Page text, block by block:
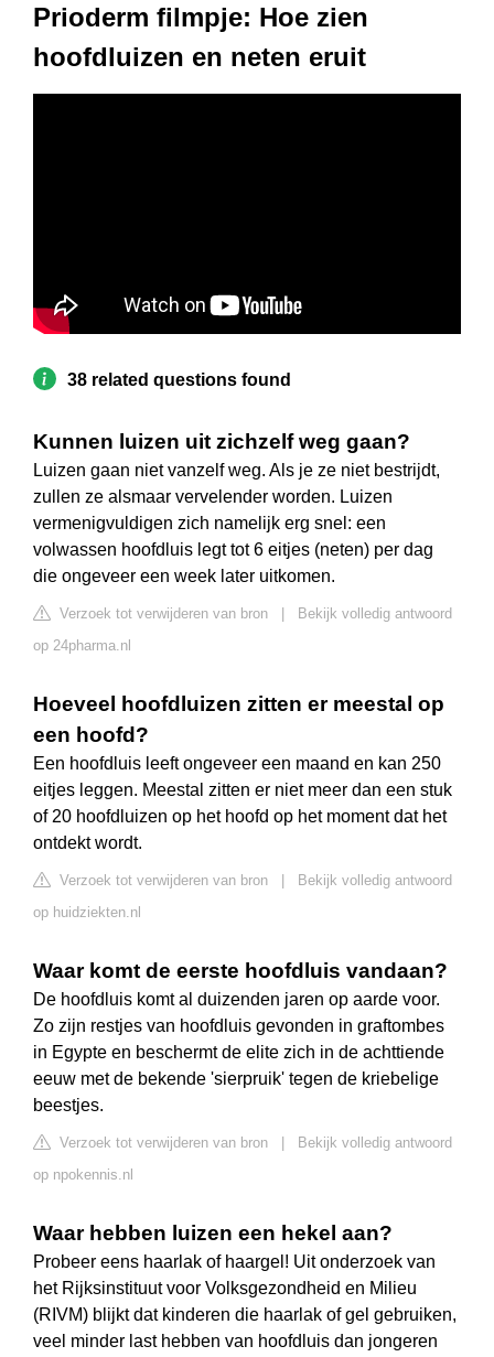
Prioderm filmpje: Hoe zien
hoofdluizen en neten eruit
38 related questions found
Kunnen luizen uit zichzelf weg gaan?
Luizen gaan niet vanzelf weg. Als je ze niet bestrijdt,
zullen ze alsmaar vervelender worden. Luizen
vermenigvuldigen zich namelijk erg snel: een
volwassen hoofdluis legt tot 6 eitjes (neten) per dag
die ongeveer een week later uitkomen.
Verzoek tot verwijderen van bron
Bekijk volledig antwoord
op 24pharma.nl
Hoeveel hoofdluizen zitten er meestal op
een hoofd?
Een hoofdluis leeft ongeveer een maand en kan 250
eitjes leggen. Meestal zitten er niet meer dan een stuk
of 20 hoofdluizen op het hoofd op het moment dat het
ontdekt wordt.
Verzoek tot verwijderen van bron
Bekijk volledig antwoord
op huidziekten.nl
Waar komt de eerste hoofdluis vandaan?
De hoofdluis komt al duizenden jaren op aarde voor.
Zo zijn restjes van hoofdluis gevonden in graftombes
in Egypte en beschermt de elite zich in de achttiende
eeuw met de bekende 'sierpruik' tegen de kriebelige
beestjes.
Verzoek tot verwijderen van bron
Bekijk volledig antwoord
op npokennis.nl
Waar hebben luizen een hekel aan?
Probeer eens haarlak of haargel! Uit onderzoek van
het Rijksinstituut voor Volksgezondheid en Milieu
(RIVM) blijkt dat kinderen die haarlak of gel gebruiken,
veel minder last hebben van hoofdluis dan jongeren